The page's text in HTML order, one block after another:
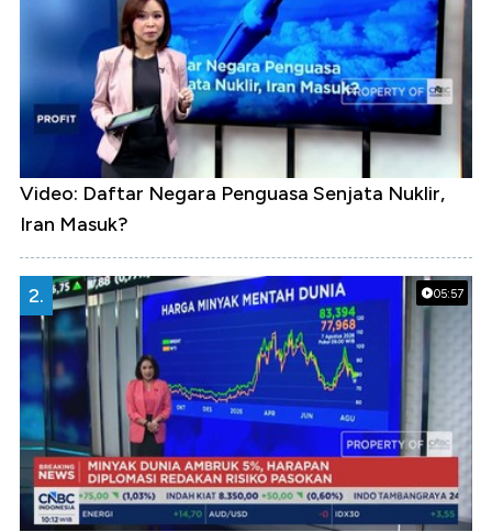
Video: Daftar Negara Penguasa Senjata Nuklir,
Iran Masuk?
05:57
2.